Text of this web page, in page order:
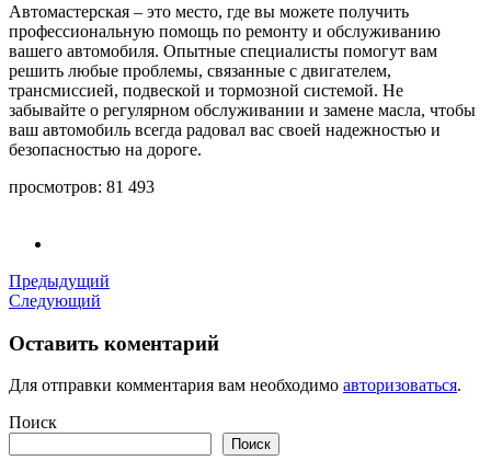
Автомастерская – это место, где вы можете получить
профессиональную помощь по ремонту и обслуживанию
вашего автомобиля. Опытные специалисты помогут вам
решить любые проблемы, связанные с двигателем,
трансмиссией, подвеской и тормозной системой. Не
забывайте о регулярном обслуживании и замене масла, чтобы
ваш автомобиль всегда радовал вас своей надежностью и
безопасностью на дороге.
просмотров: 81 493
Предыдущий
Следующий
Оставить коментарий
Для отправки комментария вам необходимо авторизоваться.
Поиск
Поиск